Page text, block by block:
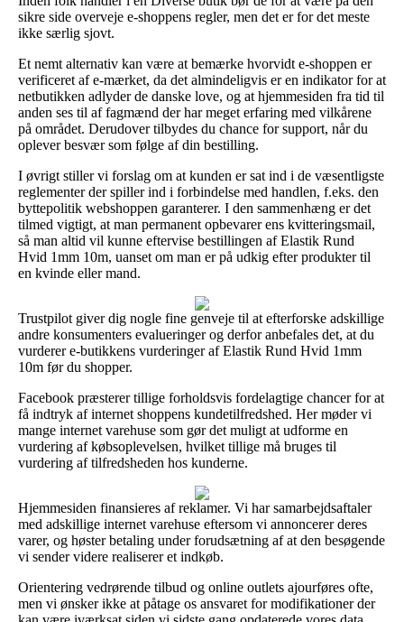
sikre side overveje e-shoppens regler, men det er for det meste
ikke særlig sjovt.
Et nemt alternativ kan være at bemærke hvorvidt e-shoppen er
verificeret af e-mærket, da det almindeligvis er en indikator for at
netbutikken adlyder de danske love, og at hjemmesiden fra tid til
anden ses til af fagmænd der har meget erfaring med vilkårene
på området. Derudover tilbydes du chance for support, når du
oplever besvær som følge af din bestilling.
I øvrigt stiller vi forslag om at kunden er sat ind i de væsentligste
reglementer der spiller ind i forbindelse med handlen, f.eks. den
byttepolitik webshoppen garanterer. I den sammenhæng er det
tilmed vigtigt, at man permanent opbevarer ens kvitteringsmail,
så man altid vil kunne eftervise bestillingen af Elastik Rund
Hvid 1mm 10m, uanset om man er på udkig efter produkter til
en kvinde eller mand.
Trustpilot giver dig nogle fine genveje til at efterforske adskillige
andre konsumenters evalueringer og derfor anbefales det, at du
vurderer e-butikkens vurderinger af Elastik Rund Hvid 1mm
10m før du shopper.
Facebook præsterer tillige forholdsvis fordelagtige chancer for at
få indtryk af internet shoppens kundetilfredshed. Her møder vi
mange internet varehuse som gør det muligt at udforme en
vurdering af købsoplevelsen, hvilket tillige må bruges til
vurdering af tilfredsheden hos kunderne.
Hjemmesiden finansieres af reklamer. Vi har samarbejdsaftaler
med adskillige internet varehuse eftersom vi annoncerer deres
varer, og høster betaling under forudsætning af at den besøgende
vi sender videre realiserer et indkøb.
Orientering vedrørende tilbud og online outlets ajourføres ofte,
men vi ønsker ikke at påtage os ansvaret for modifikationer der